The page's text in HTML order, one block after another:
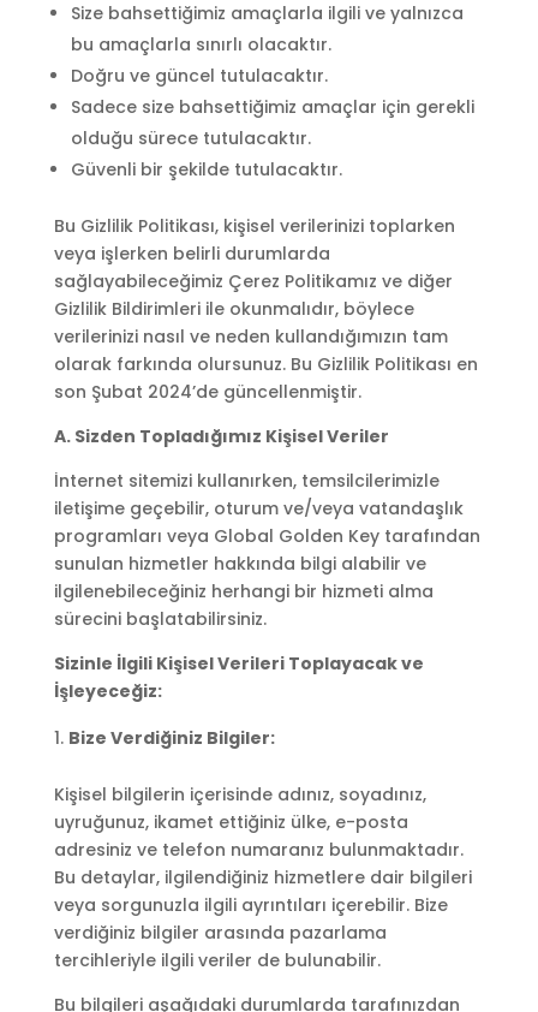
Size bahsettiğimiz amaçlarla ilgili ve yalnızca
bu amaçlarla sınırlı olacaktır.
Doğru ve güncel tutulacaktır.
Sadece size bahsettiğimiz amaçlar için gerekli
olduğu sürece tutulacaktır.
Güvenli bir şekilde tutulacaktır.
Bu Gizlilik Politikası, kişisel verilerinizi toplarken
veya işlerken belirli durumlarda
sağlayabileceğimiz Çerez Politikamız ve diğer
Gizlilik Bildirimleri ile okunmalıdır, böylece
verilerinizi nasıl ve neden kullandığımızın tam
olarak farkında olursunuz. Bu Gizlilik Politikası en
son Şubat 2024’de güncellenmiştir.
A. Sizden Topladığımız Kişisel Veriler
İnternet sitemizi kullanırken, temsilcilerimizle
iletişime geçebilir, oturum ve/veya vatandaşlık
programları veya Global Golden Key tarafından
sunulan hizmetler hakkında bilgi alabilir ve
ilgilenebileceğiniz herhangi bir hizmeti alma
sürecini başlatabilirsiniz.
Sizinle İlgili Kişisel Verileri Toplayacak ve
İşleyeceğiz:
Bize Verdiğiniz Bilgiler:
Kişisel bilgilerin içerisinde adınız, soyadınız,
uyruğunuz, ikamet ettiğiniz ülke, e-posta
adresiniz ve telefon numaranız bulunmaktadır.
Bu detaylar, ilgilendiğiniz hizmetlere dair bilgileri
veya sorgunuzla ilgili ayrıntıları içerebilir. Bize
verdiğiniz bilgiler arasında pazarlama
tercihleriyle ilgili veriler de bulunabilir.
Bu bilgileri aşağıdaki durumlarda tarafınızdan